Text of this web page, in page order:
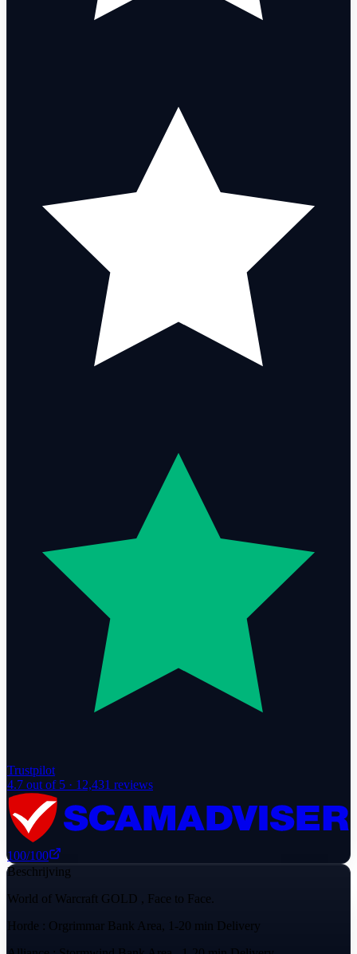
Trustpilot
4.7 out of 5 · 12,431 reviews
100/100
Beschrijving
World of Warcraft GOLD , Face to Face.
Horde : Orgrimmar Bank Area, 1-20 min Delivery